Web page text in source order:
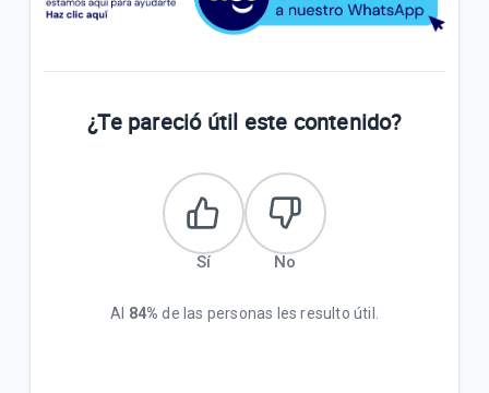
¿Te pareció útil este contenido?
Sí No
Al 84% de las personas les resulto útil.